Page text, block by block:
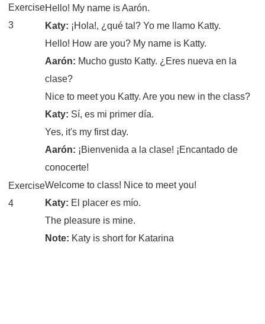
Hello! My name is Aarón.
Katy: ¡Hola!, ¿qué tal? Yo me llamo Katty.
Hello! How are you? My name is Katty.
Aarón: Mucho gusto Katty. ¿Eres nueva en la
clase?
Nice to meet you Katty. Are you new in the class?
Katy: Sí, es mi primer día.
Yes, it's my first day.
Aarón: ¡Bienvenida a la clase! ¡Encantado de
conocerte!
Welcome to class! Nice to meet you!
Katy: El placer es mío.
The pleasure is mine.
Note: Katy is short for Katarina
Exercise
3
Exercise
4